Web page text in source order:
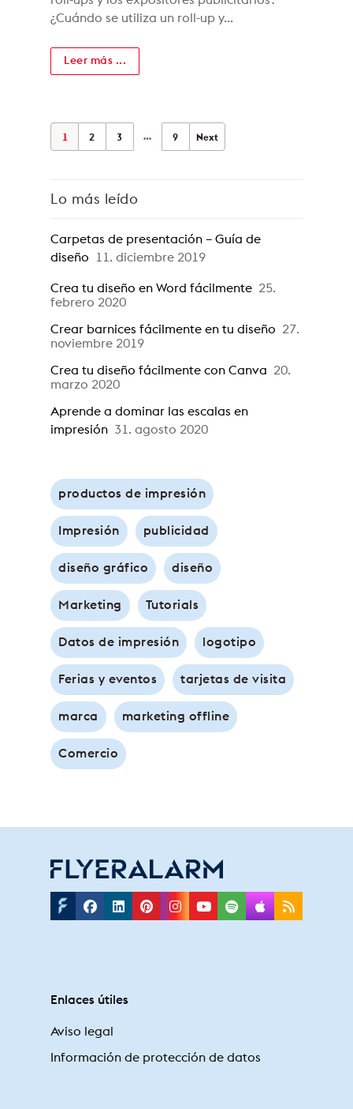
¿Cuándo se utiliza un roll-up y...
Leer más ...
1 2 3 … 9 Next
Lo más leído
Carpetas de presentación – Guía de
diseño 11. diciembre 2019
Crea tu diseño en Word fácilmente 25.
febrero 2020
Crear barnices fácilmente en tu diseño 27.
noviembre 2019
Crea tu diseño fácilmente con Canva 20.
marzo 2020
Aprende a dominar las escalas en
impresión 31. agosto 2020
productos de impresión
Impresión publicidad
diseño gráfico diseño
Marketing Tutorials
Datos de impresión logotipo
Ferias y eventos tarjetas de visita
marca marketing offline
Comercio
Facebook
Linkedin
Pinterest
Instagram
Youtube
SpotifyRss
Enlaces útiles
Aviso legal
Información de protección de datos